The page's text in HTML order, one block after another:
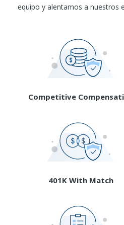
equipo y alentamos a nuestros
Competitive
401K With Match